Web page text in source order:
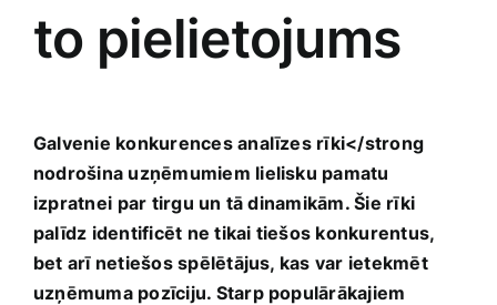
to pielietojums
Galvenie konkurences analīzes rīki</strong
nodrošina uzņēmumiem lielisku pamatu
izpratnei ⁤par tirgu un tā dinamikām. Šie rīki
palīdz identificēt ne tikai tiešos konkurentus,
bet arī netiešos spēlētājus, kas var ietekmēt
uzņēmuma ‌pozīciju. ​Starp populārākajiem